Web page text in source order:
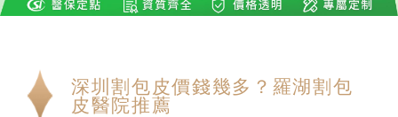
深圳割包皮價錢幾多？羅湖割包
皮醫院推薦